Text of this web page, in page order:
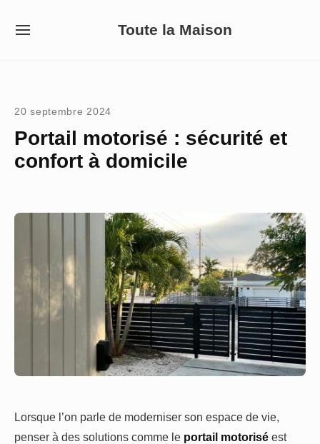
Toute la Maison
SITE
20 septembre 2024
Portail motorisé : sécurité et
confort à domicile
Lorsque l’on parle de moderniser son espace de vie,
penser à des solutions comme le portail motorisé est